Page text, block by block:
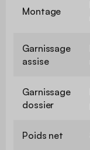
Montage
Garnissage
assise
Garnissage
dossier
Poids net